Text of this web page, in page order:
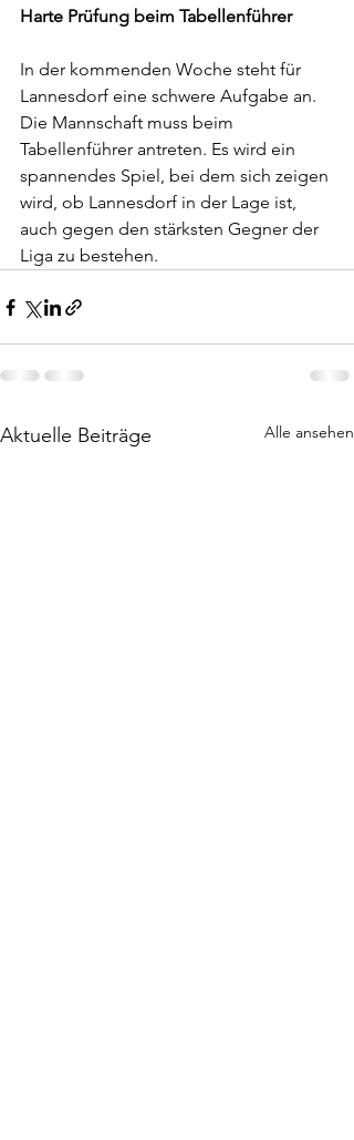
Harte Prüfung beim Tabellenführer
In der kommenden Woche steht für
Lannesdorf eine schwere Aufgabe an.
Die Mannschaft muss beim
Tabellenführer antreten. Es wird ein
spannendes Spiel, bei dem sich zeigen
wird, ob Lannesdorf in der Lage ist,
auch gegen den stärksten Gegner der
Liga zu bestehen.
Aktuelle Beiträge Alle ansehen